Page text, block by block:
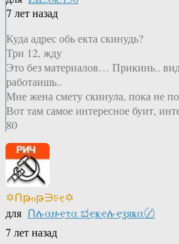
7 лет назад
Куда адрес обь екта скинудь?
Три 12, жду
Это без материалов… Прикинь..
работаишь..
Мне жена смету скинула, пока не
Вот там самое интересное буит,
80
✡Ոթℴթ∋চҿ✡
для Ոሉαዙҿτα ಭҿҝҿሉҿʓяҝα〄
7 лет назад